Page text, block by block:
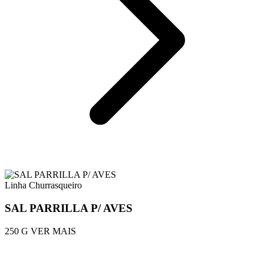
Linha Churrasqueiro
SAL PARRILLA P/ AVES
250 G VER MAIS